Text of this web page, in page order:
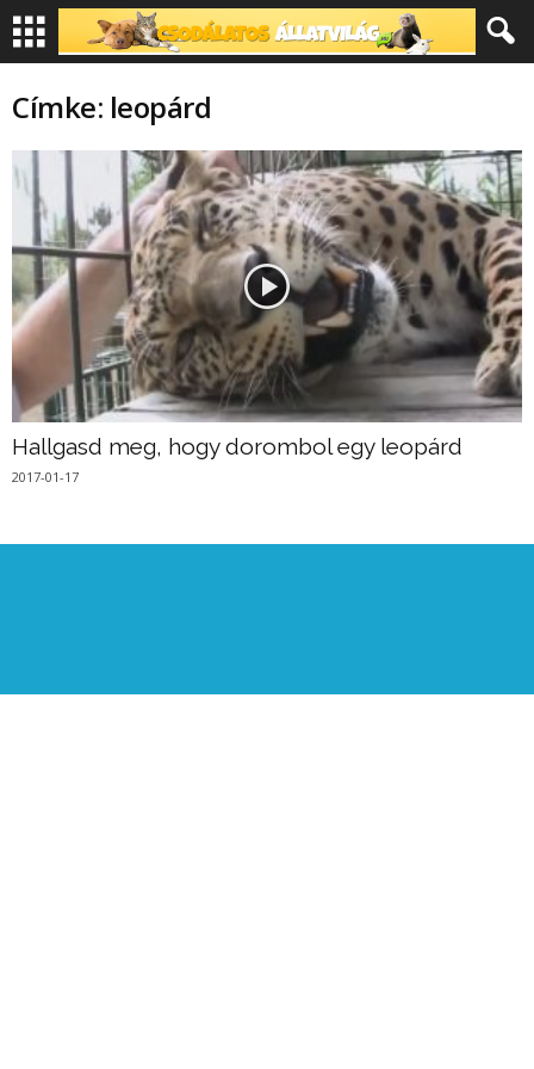
Címke: leopárd
Hallgasd meg, hogy dorombol egy leopárd
2017-01-17